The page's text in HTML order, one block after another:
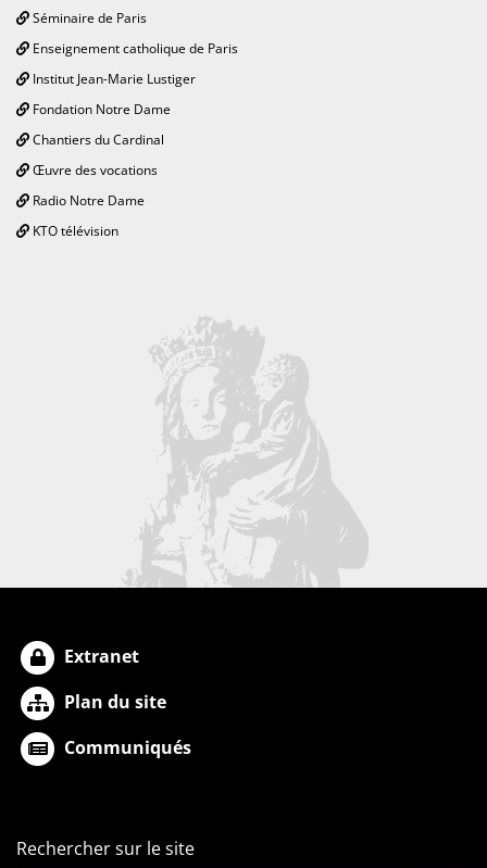
Séminaire de Paris
Enseignement catholique de Paris
Institut Jean-Marie Lustiger
Fondation Notre Dame
Chantiers du Cardinal
Œuvre des vocations
Radio Notre Dame
KTO télévision
Extranet
Plan du site
Communiqués
Rechercher sur le site